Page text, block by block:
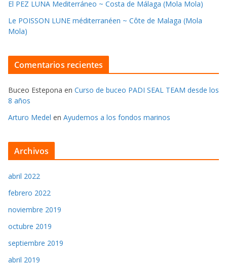
El PEZ LUNA Mediterráneo ~ Costa de Málaga (Mola Mola)
Le POISSON LUNE méditerranéen ~ Côte de Malaga (Mola
Mola)
Comentarios recientes
Buceo Estepona en Curso de buceo PADI SEAL TEAM desde los
8 años
Arturo Medel en Ayudemos a los fondos marinos
Archivos
abril 2022
febrero 2022
noviembre 2019
octubre 2019
septiembre 2019
abril 2019